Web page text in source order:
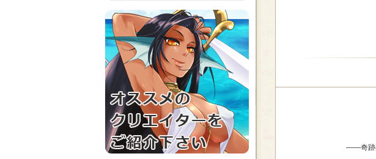
――奇跡